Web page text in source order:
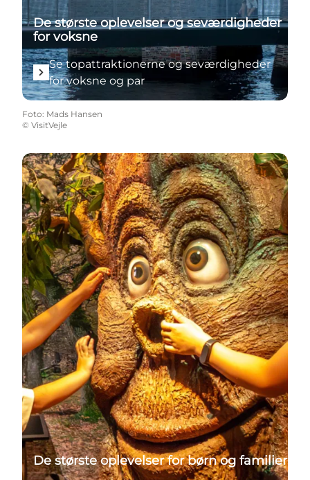
De største oplevelser og seværdigheder
for voksne
Se topattraktionerne og seværdigheder
for voksne og par
Foto: Mads Hansen
© VisitVejle
Se topattraktioner i børnehøjde
De største oplevelser for børn og familier